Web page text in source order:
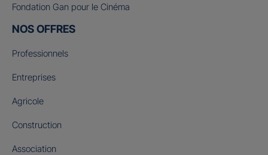
Fondation Gan pour le Cinéma
NOS OFFRES
Professionnels
Entreprises
Agricole
Construction
Association